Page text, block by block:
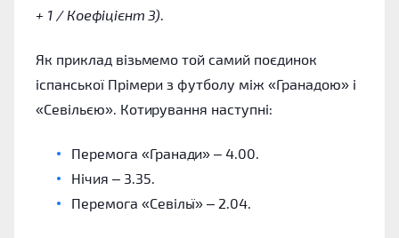
+ 1 / Коефіцієнт 3).
Як приклад візьмемо той самий поєдинок
іспанської Прімери з футболу між «Гранадою» і
«Севільєю». Котирування наступні:
Перемога «Гранади» – 4.00.
Нічия – 3.35.
Перемога «Севільї» – 2.04.